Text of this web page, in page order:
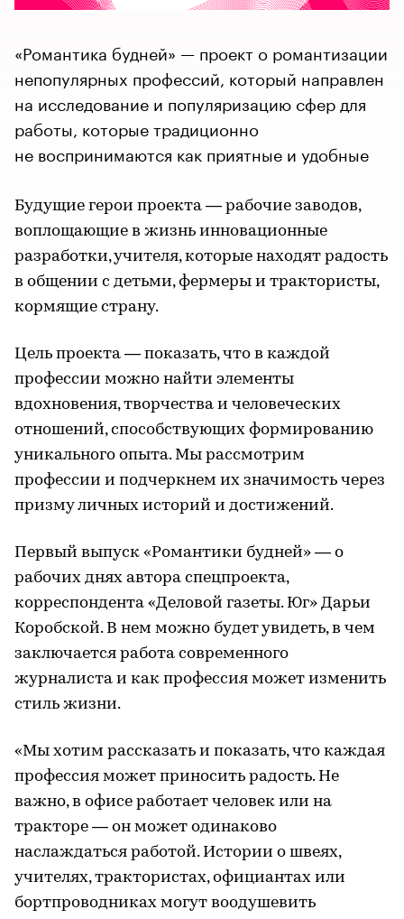
«Романтика будней» — проект о романтизации
непопулярных профессий, который направлен
на исследование и популяризацию сфер для
работы, которые традиционно
не воспринимаются как приятные и удобные
Будущие герои проекта — рабочие заводов,
воплощающие в жизнь инновационные
разработки, учителя, которые находят радость
в общении с детьми, фермеры и трактористы,
кормящие страну.
Цель проекта — показать, что в каждой
профессии можно найти элементы
вдохновения, творчества и человеческих
отношений, способствующих формированию
уникального опыта. Мы рассмотрим
профессии и подчеркнем их значимость через
призму личных историй и достижений.
Первый выпуск «Романтики будней» — о
рабочих днях автора спецпроекта,
корреспондента «Деловой газеты. Юг» Дарьи
Коробской. В нем можно будет увидеть, в чем
заключается работа современного
журналиста и как профессия может изменить
стиль жизни.
«Мы хотим рассказать и показать, что каждая
профессия может приносить радость. Не
важно, в офисе работает человек или на
тракторе — он может одинаково
наслаждаться работой. Истории о швеях,
учителях, трактористах, официантах или
бортпроводниках могут воодушевить